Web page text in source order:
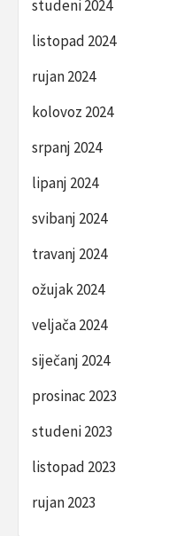
studeni 2024
listopad 2024
rujan 2024
kolovoz 2024
srpanj 2024
lipanj 2024
svibanj 2024
travanj 2024
ožujak 2024
veljača 2024
siječanj 2024
prosinac 2023
studeni 2023
listopad 2023
rujan 2023